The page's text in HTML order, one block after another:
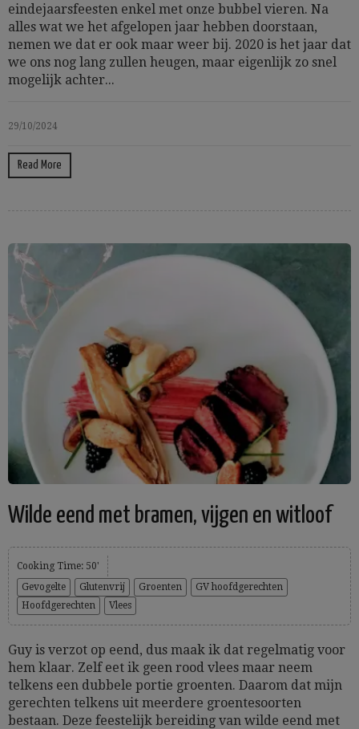
eindejaarsfeesten enkel met onze bubbel vieren. Na
alles wat we het afgelopen jaar hebben doorstaan,
nemen we dat er ook maar weer bij. 2020 is het jaar dat
we ons nog lang zullen heugen, maar eigenlijk zo snel
mogelijk achter...
29/10/2024
Read More
Wilde eend met bramen, vijgen en witloof
Cooking Time: 50'
Gevogelte
Glutenvrij Groenten
GV hoofdgerechten
Hoofdgerechten
Vlees
Guy is verzot op eend, dus maak ik dat regelmatig voor
hem klaar. Zelf eet ik geen rood vlees maar neem
telkens een dubbele portie groenten. Daarom dat mijn
gerechten telkens uit meerdere groentesoorten
bestaan. Deze feestelijk bereiding van wilde eend met